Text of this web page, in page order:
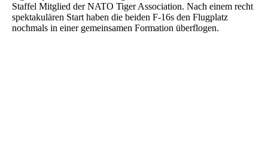
Staffel Mitglied der NATO Tiger Association. Nach einem recht
spektakulären Start haben die beiden F-16s den Flugplatz
nochmals in einer gemeinsamen Formation überflogen.